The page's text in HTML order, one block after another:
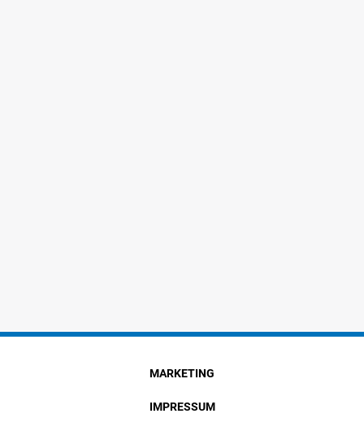
MARKETING
IMPRESSUM